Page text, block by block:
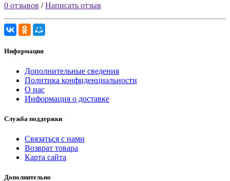
0 отзывов /Написать отзыв
Информация
Дополнительные сведения
Политика конфиденциальности
О нас
Информация о доставке
Служба поддержки
Связаться с нами
Возврат товара
Карта сайта
Дополнительно